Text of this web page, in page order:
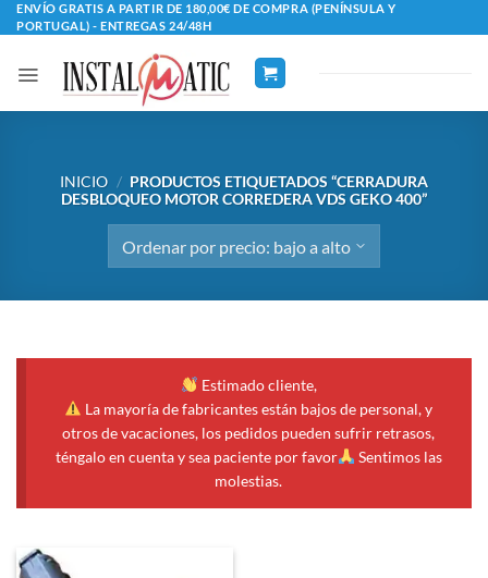
Saltar
al
contenido
ENVÍO GRATIS A PARTIR DE 180,00€ DE COMPRA (PENÍNSULA Y
PORTUGAL) - ENTREGAS 24/48H
INICIO / PRODUCTOS ETIQUETADOS “CERRADURA
DESBLOQUEO MOTOR CORREDERA VDS GEKO 400”
Estimado cliente,
La mayoría de fabricantes están bajos de personal, y
otros de vacaciones, los pedidos pueden sufrir retrasos,
téngalo en cuenta y sea paciente por favor
Sentimos las
molestias.